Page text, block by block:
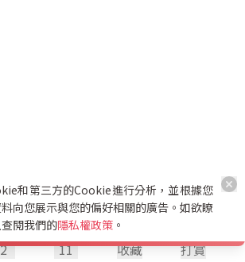
2 11 收藏 打賞
和第三方的Cookie進行分析，並根據您
向您展示與您的偏好相關的廣告。如欲瞭
閱我們的隱私權政策 。